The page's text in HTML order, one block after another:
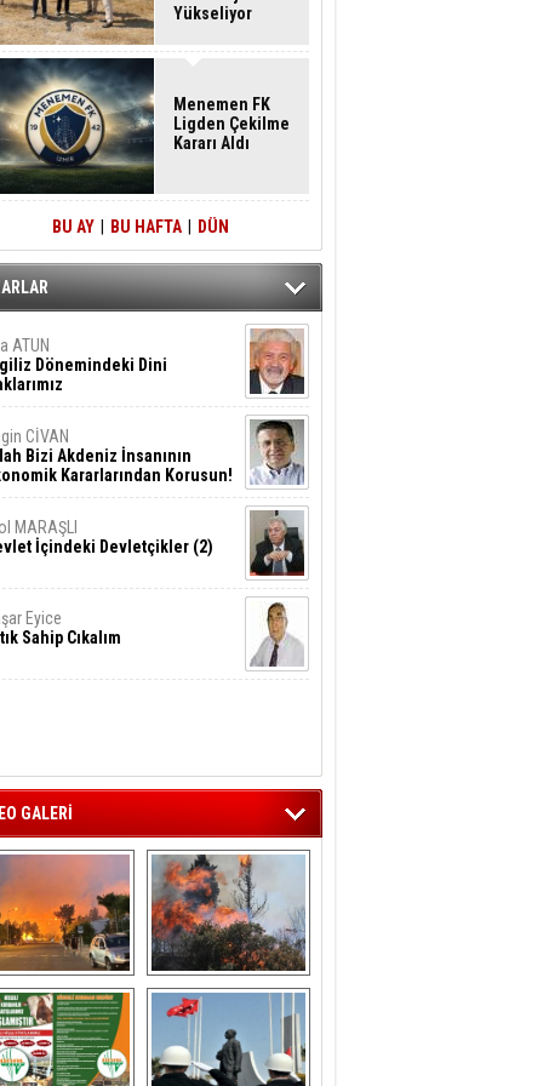
Yükseliyor
Menemen FK
Ligden Çekilme
Kararı Aldı
BU AY BU HAFTA DÜN
ATUN
Dönemindeki Dini
CİVAN
Bizi Akdeniz İnsanının
Kararlarından Korusun!
MARAŞLI
İçindeki Devletçikler (2)
Eyice
Sahip Cıkalım
GALERİ
‘da  otluk
alanda çıkan
yangın evlere
sıçramadan
söndürüldü
Aliağa'nın Ciğerleri